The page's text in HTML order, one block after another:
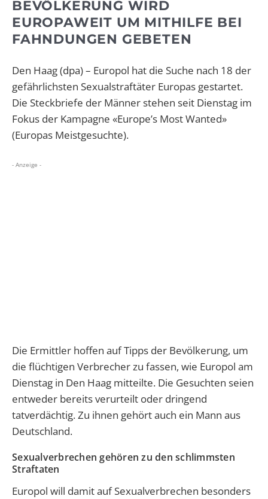
BEVÖLKERUNG WIRD
EUROPAWEIT UM MITHILFE BEI
FAHNDUNGEN GEBETEN
Den Haag (dpa) – Europol hat die Suche nach 18 der
gefährlichsten Sexualstraftäter Europas gestartet.
Die Steckbriefe der Männer stehen seit Dienstag im
Fokus der Kampagne «Europe’s Most Wanted»
(Europas Meistgesuchte).
- Anzeige -
Die Ermittler hoffen auf Tipps der Bevölkerung, um
die flüchtigen Verbrecher zu fassen, wie Europol am
Dienstag in Den Haag mitteilte. Die Gesuchten seien
entweder bereits verurteilt oder dringend
tatverdächtig. Zu ihnen gehört auch ein Mann aus
Deutschland.
Sexualverbrechen gehören zu den schlimmsten
Straftaten
Europol will damit auf Sexualverbrechen besonders